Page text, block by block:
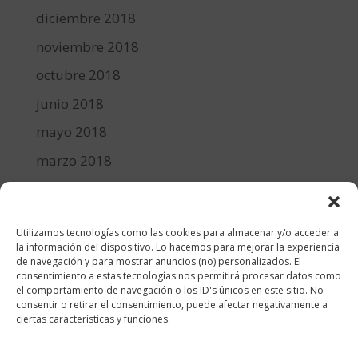
Utilizamos tecnologías como las cookies para almacenar y/o acceder a
la información del dispositivo. Lo hacemos para mejorar la experiencia
de navegación y para mostrar anuncios (no) personalizados. El
consentimiento a estas tecnologías nos permitirá procesar datos como
el comportamiento de navegación o los ID's únicos en este sitio. No
consentir o retirar el consentimiento, puede afectar negativamente a
ciertas características y funciones.
diciembre 2018
noviembre 2018
octubre 2018
junio 2018
mayo 2018
marzo 2018
diciembre 2017
Categorías
cocina y recetas